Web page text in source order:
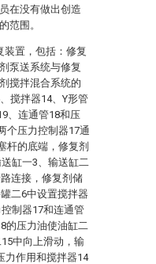
在没有做出创造
范围。
装置，包括：修复
泵送系统与修复
搅拌混合系统的
搅拌器14、Y形管
、连通管18和压
个压力控制器17通
杆的底端，修复剂
缸一3、输送缸二
连接，修复剂储
二6中设置搅拌器
制器17和连通管
的压力油使油缸二
中向上滑动，输
力作用和搅拌器14